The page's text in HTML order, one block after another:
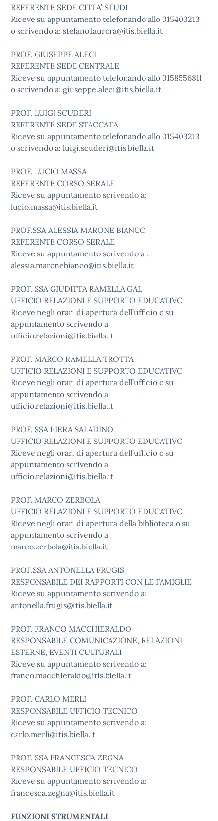
REFERENTE SEDE CITTA’ STUDI
Riceve su appuntamento telefonando allo 015403213
o scrivendo a: stefano.laurora@itis.biella.it
PROF. GIUSEPPE ALECI
REFERENTE SEDE CENTRALE
Riceve su appuntamento telefonando allo 0158556811
o scrivendo a: giuseppe.aleci@itis.biella.it
PROF. LUIGI SCUDERI
REFERENTE SEDE STACCATA
Riceve su appuntamento telefonando allo 015403213
o scrivendo a: luigi.scuderi@itis.biella.it
PROF. LUCIO MASSA
REFERENTE CORSO SERALE
Riceve su appuntamento scrivendo a:
lucio.massa@itis.biella.it
PROF.SSA ALESSIA MARONE BIANCO
REFERENTE CORSO SERALE
Riceve su appuntamento scrivendo a :
alessia.maronebianco@itis.biella.it
PROF. SSA GIUDITTA RAMELLA GAL
UFFICIO RELAZIONI E SUPPORTO EDUCATIVO
Riceve negli orari di apertura dell’ufficio o su
appuntamento scrivendo a:
ufficio.relazioni@itis.biella.it
PROF. MARCO RAMELLA TROTTA
UFFICIO RELAZIONI E SUPPORTO EDUCATIVO
Riceve negli orari di apertura dell’ufficio o su
appuntamento scrivendo a:
ufficio.relazioni@itis.biella.it
PROF. SSA PIERA SALADINO
UFFICIO RELAZIONI E SUPPORTO EDUCATIVO
Riceve negli orari di apertura dell’ufficio o su
appuntamento scrivendo a:
ufficio.relazioni@itis.biella.it
PROF. MARCO ZERBOLA
UFFICIO RELAZIONI E SUPPORTO EDUCATIVO
Riceve negli orari di apertura della biblioteca o su
appuntamento scrivendo a:
marco.zerbola@itis.biella.it
PROF.SSA ANTONELLA FRUGIS
RESPONSABILE DEI RAPPORTI CON LE FAMIGLIE
Riceve su appuntamento scrivendo a:
antonella.frugis@itis.biella.it
PROF. FRANCO MACCHIERALDO
RESPONSABILE COMUNICAZIONE, RELAZIONI
ESTERNE, EVENTI CULTURALI
Riceve su appuntamento scrivendo a:
franco.macchieraldo@itis.biella.it
PROF. CARLO MERLI
RESPONSABILE UFFICIO TECNICO
Riceve su appuntamento scrivendo a:
carlo.merli@itis.biella.it
PROF. SSA FRANCESCA ZEGNA
RESPONSABILE UFFICIO TECNICO
Riceve su appuntamento scrivendo a:
francesca.zegna@itis.biella.it
FUNZIONI STRUMENTALI